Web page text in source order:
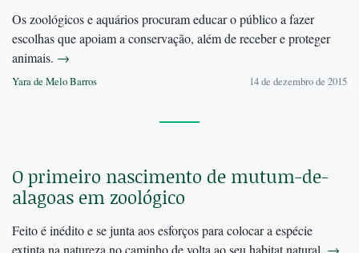
Os zoológicos e aquários procuram educar o público a fazer
escolhas que apoiam a conservação, além de receber e proteger
animais. →
Yara de Melo Barros 14 de dezembro de 2015
O primeiro nascimento de mutum-de-
alagoas em zoológico
Feito é inédito e se junta aos esforços para colocar a espécie